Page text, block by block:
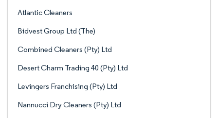
Atlantic Cleaners
Bidvest Group Ltd (The)
Combined Cleaners (Pty) Ltd
Desert Charm Trading 40 (Pty) Ltd
Levingers Franchising (Pty) Ltd
Nannucci Dry Cleaners (Pty) Ltd